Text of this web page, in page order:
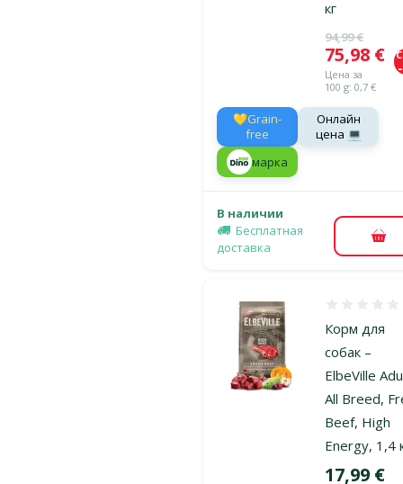
кг
Исходная
94,99 €
Цена
75,98 €
Цена за
100 g: 0,7 €
💛Grain-
free
Онлайн
цена 💻
марка
В наличии
Бесплатная
доставка
В
Корм для
собак –
ElbeVille
All Breed,
Beef, High
Energy, 1,4
Цена
17,99 €